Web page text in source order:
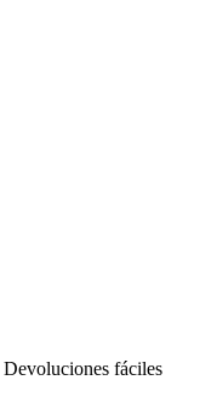
Devoluciones fáciles